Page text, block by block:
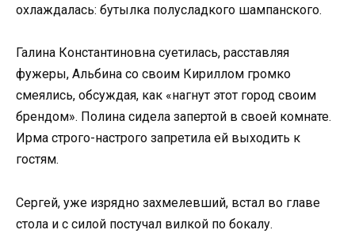
охлаждалась: бутылка полусладкого шампанского.
Галина Константиновна суетилась, расставляя
фужеры, Альбина со своим Кириллом громко
смеялись, обсуждая, как «нагнут этот город своим
брендом». Полина сидела запертой в своей комнате.
Ирма строго-настрого запретила ей выходить к
гостям.
Сергей, уже изрядно захмелевший, встал во главе
стола и с силой постучал вилкой по бокалу.